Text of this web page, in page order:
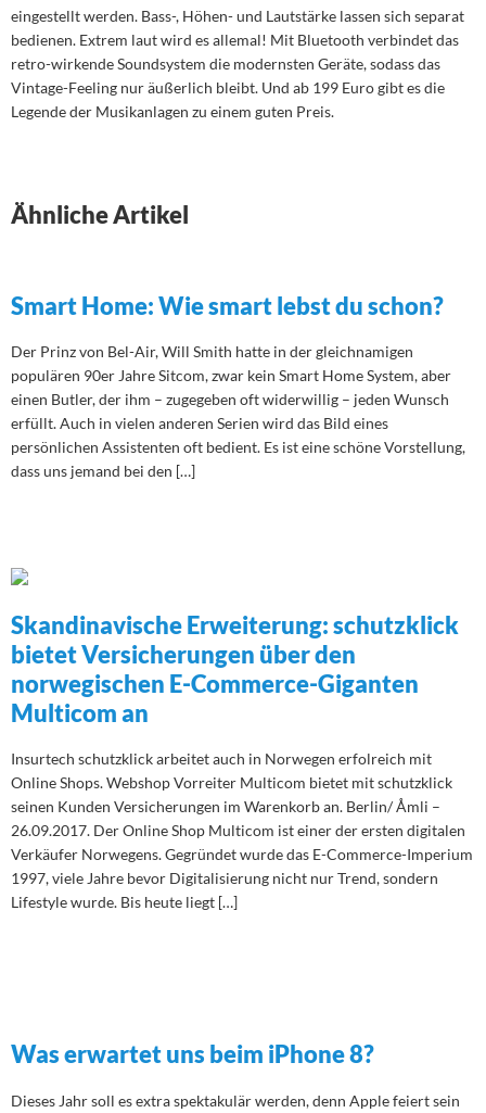
eingestellt werden. Bass-, Höhen- und Lautstärke lassen sich separat
bedienen. Extrem laut wird es allemal! Mit Bluetooth verbindet das
retro-wirkende Soundsystem die modernsten Geräte, sodass das
Vintage-Feeling nur äußerlich bleibt. Und ab 199 Euro gibt es die
Legende der Musikanlagen zu einem guten Preis.
Ähnliche Artikel
Smart Home: Wie smart lebst du schon?
Der Prinz von Bel-Air, Will Smith hatte in der gleichnamigen
populären 90er Jahre Sitcom, zwar kein Smart Home System, aber
einen Butler, der ihm – zugegeben oft widerwillig – jeden Wunsch
erfüllt. Auch in vielen anderen Serien wird das Bild eines
persönlichen Assistenten oft bedient. Es ist eine schöne Vorstellung,
dass uns jemand bei den […]
Skandinavische Erweiterung: schutzklick
bietet Versicherungen über den
norwegischen E-Commerce-Giganten
Multicom an
Insurtech schutzklick arbeitet auch in Norwegen erfolreich mit
Online Shops. Webshop Vorreiter Multicom bietet mit schutzklick
seinen Kunden Versicherungen im Warenkorb an. Berlin/ Åmli –
26.09.2017. Der Online Shop Multicom ist einer der ersten digitalen
Verkäufer Norwegens. Gegründet wurde das E-Commerce-Imperium
1997, viele Jahre bevor Digitalisierung nicht nur Trend, sondern
Lifestyle wurde. Bis heute liegt […]
Was erwartet uns beim iPhone 8?
Dieses Jahr soll es extra spektakulär werden, denn Apple feiert sein